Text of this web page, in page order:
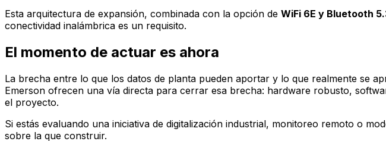
Esta arquitectura de expansión, combinada con la opción de WiFi 6E y Bluetooth
conectividad inalámbrica es un requisito.
El momento de actuar es ahora
La brecha entre lo que los datos de planta pueden aportar y lo que realmente se
Emerson ofrecen una vía directa para cerrar esa brecha: hardware robusto,
el proyecto.
Si estás evaluando una iniciativa de digitalización industrial, monitoreo remoto o
sobre la que construir.